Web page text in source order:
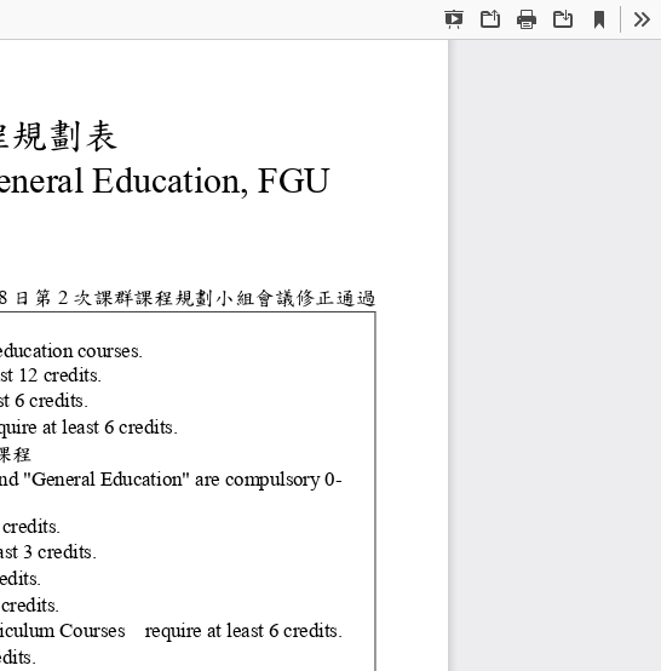
Presentation
OpenPrint Download
Current
View
規劃
表
Program of General
year
8 日第
2 次課群課程規劃小組會議修正通過
least 32 credits of general education courses.
require at least 12 credits.
require at
6 credits.
Courses require at least 6 credits.
」為必修
課程
and "General Education" are compulsory 0
-
at least 12 credits.
require at least 3 credits.
at least 3 credits.
at least 3 credits.
of CrossCourses
require at least 6 credits.
at least 2 credits.